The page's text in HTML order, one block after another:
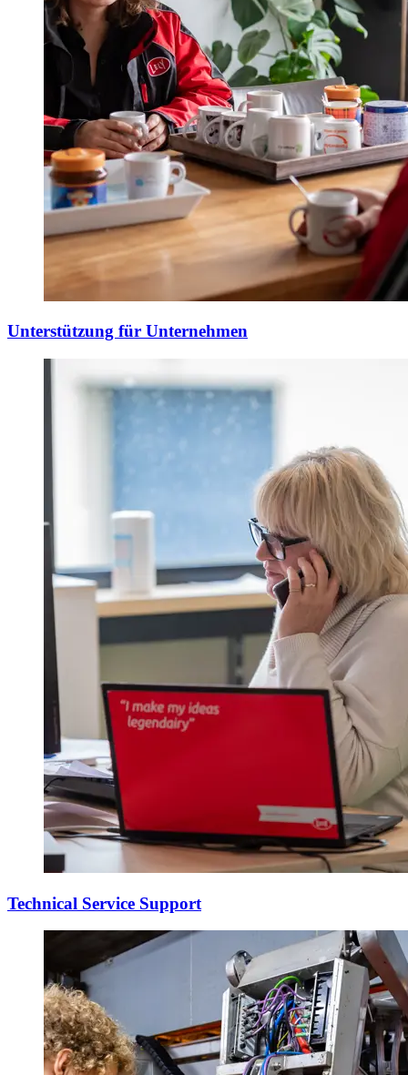
Unterstützung für Unternehmen
Technical Service Support